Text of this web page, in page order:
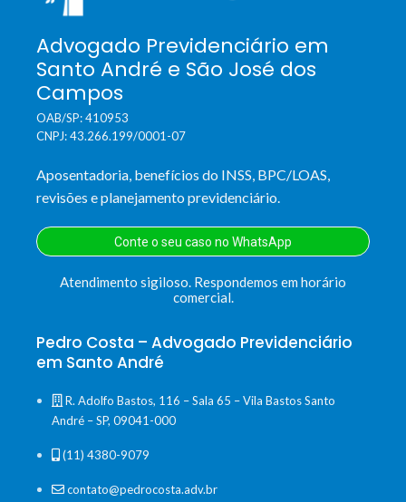
Advogado Previdenciário em
Santo André e São José dos
Campos
OAB/SP: 410953
CNPJ: 43.266.199/0001-07
Aposentadoria, benefícios do INSS, BPC/LOAS,
revisões e planejamento previdenciário.
Conte o seu caso no WhatsApp
Atendimento sigiloso. Respondemos em horário
comercial.
Pedro Costa – Advogado Previdenciário
em Santo André
R. Adolfo Bastos, 116 – Sala 65 – Vila Bastos Santo
André – SP, 09041-000
(11) 4380-9079
contato@pedrocosta.adv.br